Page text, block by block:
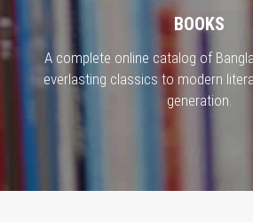
BOOKS
A complete online catalog of
everlasting classics to modern
generation.